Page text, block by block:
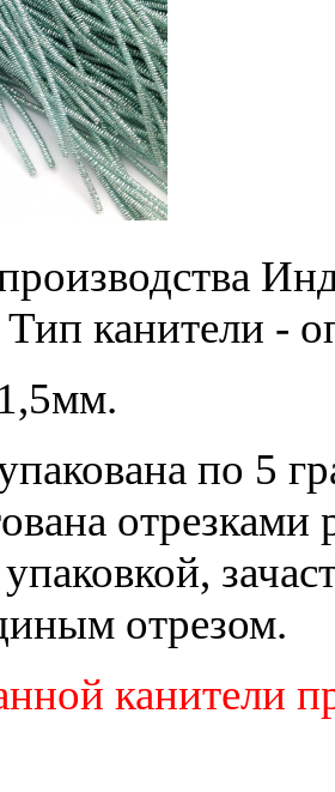
канители -
по 5
упаковкой,
отрезом.
канители